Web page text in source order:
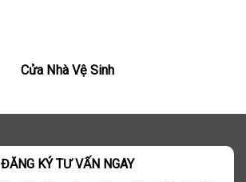
Cửa Nhà Vệ Sinh
ĐĂNG KÝ TƯ VẤN NGAY